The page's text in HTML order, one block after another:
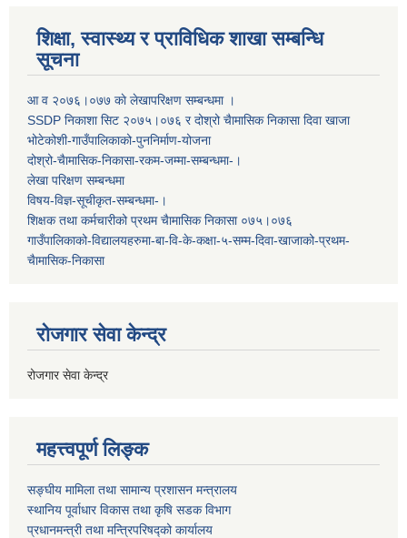
शिक्षा, स्वास्थ्य र प्राविधिक शाखा सम्बन्धि
सूचना
आ व २०७६।०७७ काे लेखापरिक्षण सम्बन्धमा ।
SSDP निकाशा सिट २०७५।०७६ र दोश्रो चैामासिक निकासा दिवा खाजा
भोटेकोशी-गाउँपालिकाको-पुननिर्माण-योजना
दोश्रो-चैामासिक-निकासा-रकम-जम्मा-सम्बन्धमा-।
लेखा परिक्षण सम्बन्धमा
विषय-विज्ञ-सूचीकृत-सम्बन्धमा-।
शिक्षक तथा कर्मचारीको प्रथम च‌ैामासिक निकासा ०७५।०७६
गाउँपालिकाको-विद्यालयहरुमा-बा-वि-के-कक्षा-५-सम्म-दिवा-खाजाको-प्रथम-
चैामासिक-निकासा
रोजगार सेवा केन्द्र
रोजगार सेवा केन्द्र
महत्त्वपूर्ण लिङ्क
सङ्घीय मामिला तथा सामान्य प्रशासन मन्त्रालय
स्थानिय पूर्वाधार विकास तथा कृषि सडक विभाग
प्रधानमन्त्री तथा मन्त्रिपरिषद्को कार्यालय